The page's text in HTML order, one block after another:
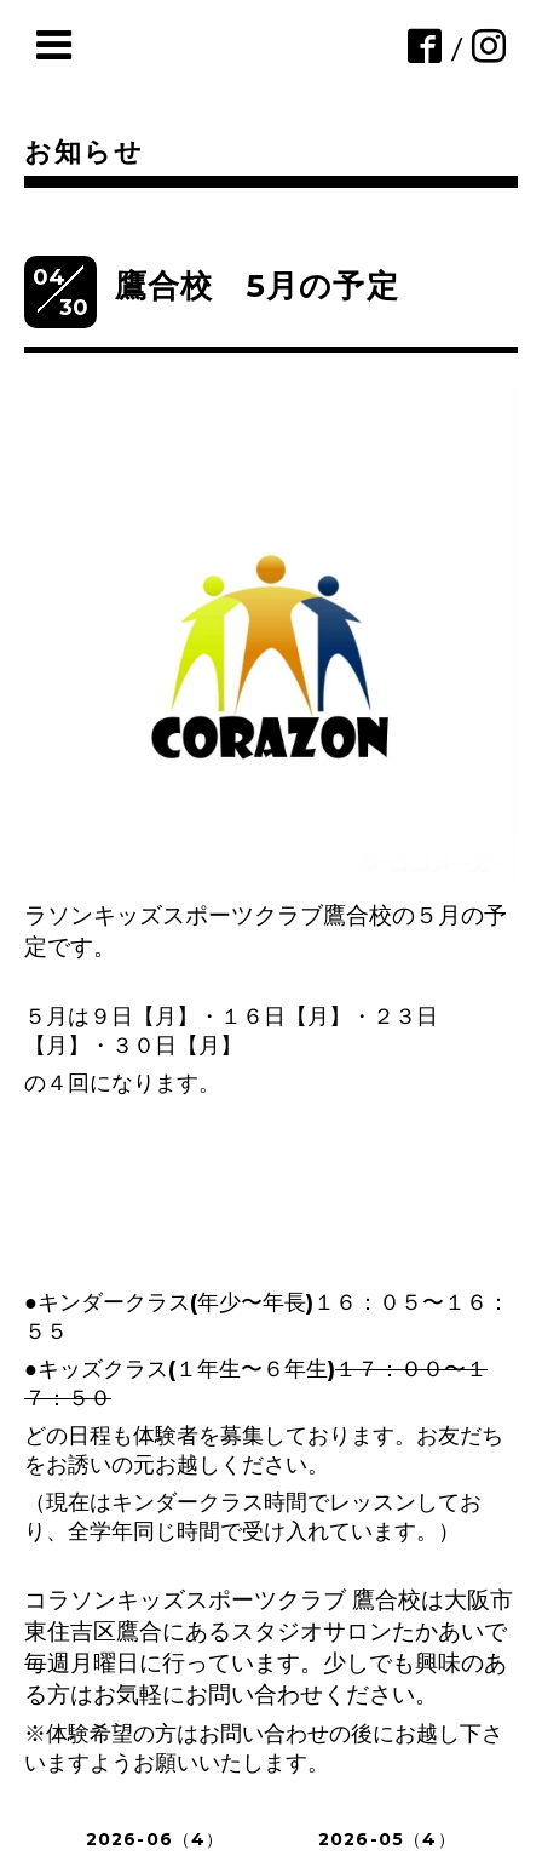
/
お知らせ
04
30
鷹合校 5月の予定
ラソンキッズスポーツクラブ鷹合校の５ 月の予
定です。
５月は９日【月】・１６日【月】・２３日
【月】・３０日【月】
の４回になります。
●キンダークラス(年少〜年長)１６：０５〜１６：
５５
●キッズクラス(１年生〜６年生)１７：００〜１
７：５０
どの日程も体験者を募集しております。お友だち
をお誘いの元お越しください。
（現在はキンダークラス時間でレッスンしてお
り、全学年同じ時間で受け入れています。）
コラソンキッズスポーツクラブ 鷹合校は大阪市
東住吉区鷹合にあるスタジオサロンたかあいで
毎週月曜日に行っています。少しでも興味のあ
る方はお気軽にお問い合わせください。
※体験希望の方はお問い合わせの後にお越し下さ
いますようお願いいたします。
2026-06（4）
2026-05（4）